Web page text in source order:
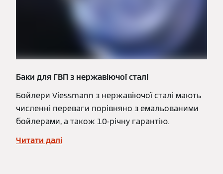
Баки для ГВП з нержавіючої сталі
Бойлери Viessmann з нержавіючої сталі мають
численні переваги порівняно з емальованими
бойлерами, а також 10-річну гарантію.
Читати далі